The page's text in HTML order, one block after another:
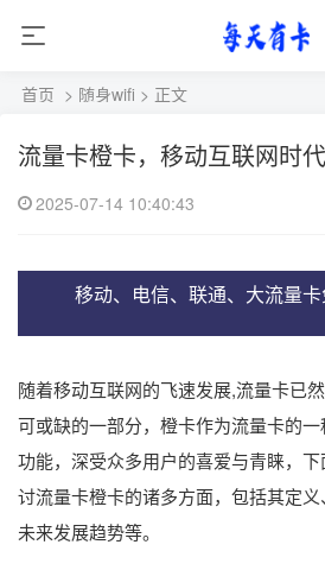
首页 > 随身wifi > 正文
流量卡橙卡，移动互联网时
2025-07-14 10:40:43
移动、电信、联通、大流量
随着移动互联网的飞速发展,流量卡已
可或缺的一部分，橙卡作为流量卡的
功能，深受众多用户的喜爱与青睐，
讨流量卡橙卡的诸多方面，包括其定
未来发展趋势等。